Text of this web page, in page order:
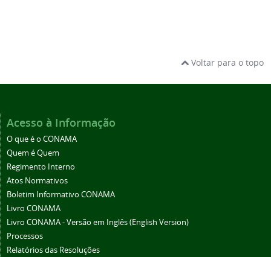
Voltar para o topo
Acesso à Informação
O que é o CONAMA
Quem é Quem
Regimento Interno
Atos Normativos
Boletim Informativo CONAMA
Livro CONAMA
Livro CONAMA - Versão em Inglês (English Version)
Processos
Relatórios das Resoluções